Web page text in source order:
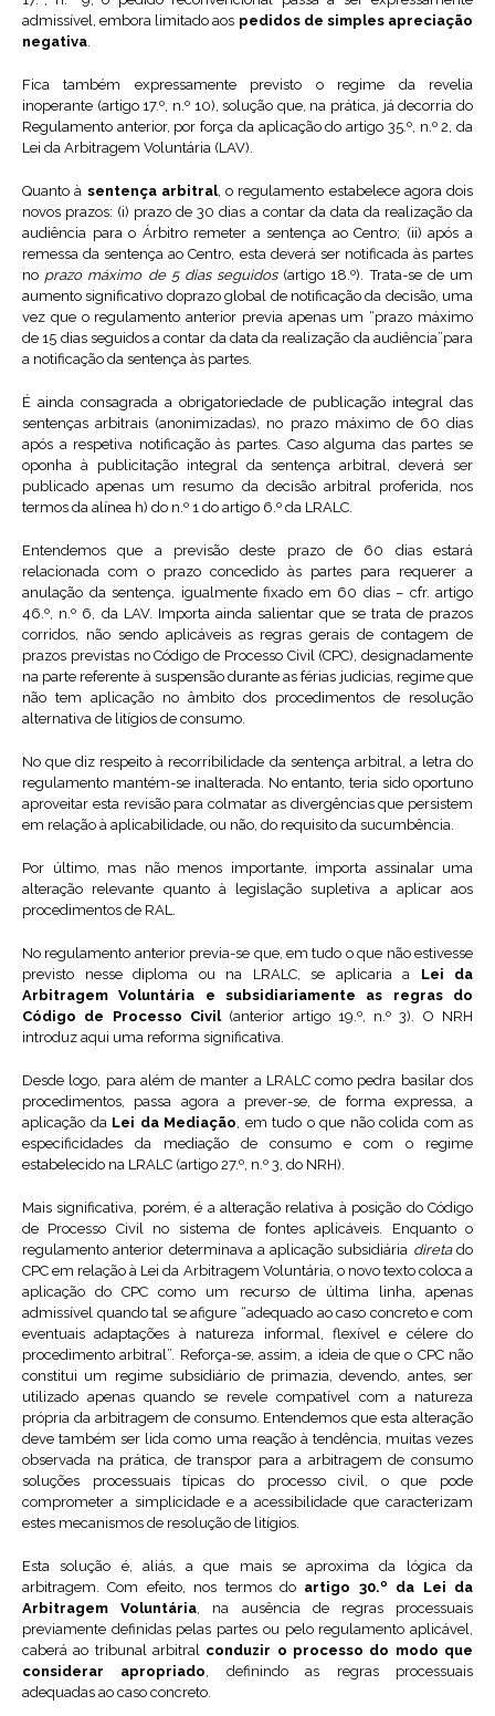
admissível, embora limitado aos pedidos de simples apreciação
negativa.
Fica também expressamente previsto o regime da revelia
inoperante (artigo 17.º, n.º 10), solução que, na prática, já decorria do
Regulamento anterior, por força da aplicação do artigo 35.º, n.º 2, da
Lei da Arbitragem Voluntária (LAV).
Quanto à sentença arbitral, o regulamento estabelece agora dois
novos prazos: (i) prazo de 30 dias a contar da data da realização da
audiência para o Árbitro remeter a sentença ao Centro; (ii) após a
remessa da sentença ao Centro, esta deverá ser notificada às partes
no prazo máximo de 5 dias seguidos(artigo 18.º). Trata-se de um
aumento significativo doprazo global de notificação da decisão, uma
vez que o regulamento anterior previa apenas um “prazo máximo
de 15 dias seguidos a contar da data da realização da audiência”para
a notificação da sentença às partes.
É ainda consagrada a obrigatoriedade de publicação integral das
sentenças arbitrais (anonimizadas), no prazo máximo de 60 dias
após a respetiva notificação às partes. Caso alguma das partes se
oponha à publicitação integral da sentença arbitral, deverá ser
publicado apenas um resumo da decisão arbitral proferida, nos
termos da alínea h) do n.º 1 do artigo 6.º da LRALC.
Entendemos que a previsão deste prazo de 60 dias estará
relacionada com o prazo concedido às partes para requerer a
anulação da sentença, igualmente fixado em 60 dias – cfr. artigo
46.º, n.º 6, da LAV. Importa ainda salientar que se trata de prazos
corridos, não sendo aplicáveis as regras gerais de contagem de
prazos previstas no Código de Processo Civil (CPC), designadamente
na parte referente à suspensão durante as férias judicias, regime que
não tem aplicação no âmbito dos procedimentos de resolução
alternativa de litígios de consumo.
No que diz respeito à recorribilidade da sentença arbitral, a letra do
regulamento mantém-se inalterada. No entanto, teria sido oportuno
aproveitar esta revisão para colmatar as divergências que persistem
em relação à aplicabilidade, ou não, do requisito da sucumbência.
Por último, mas não menos importante, importa assinalar uma
alteração relevante quanto à legislação supletiva a aplicar aos
procedimentos de RAL.
No regulamento anterior previa-se que, em tudo o que não estivesse
previsto nesse diploma ou na LRALC, se aplicaria a Lei da
Arbitragem Voluntária e subsidiariamente as regras do
Código de Processo Civil (anterior artigo 19.º, n.º 3). O NRH
introduz aqui uma reforma significativa.
Desde logo, para além de manter a LRALC como pedra basilar dos
procedimentos, passa agora a prever-se, de forma expressa, a
aplicação da Lei da Mediação, em tudo o que não colida com as
especificidades da mediação de consumo e com o regime
estabelecido na LRALC (artigo 27.º, n.º 3, do NRH).
Mais significativa, porém, é a alteração relativa à posição do Código
de Processo Civil no sistema de fontes aplicáveis. Enquanto o
regulamento anterior determinava a aplicação subsidiária diretado
CPC em relação à Lei da Arbitragem Voluntária, o novo texto coloca a
aplicação do CPC como um recurso de última linha, apenas
admissível quando tal se afigure “adequado ao caso concreto e com
eventuais adaptações à natureza informal, flexível e célere do
procedimento arbitral”. Reforça-se, assim, a ideia de que o CPC não
constitui um regime subsidiário de primazia, devendo, antes, ser
utilizado apenas quando se revele compatível com a natureza
própria da arbitragem de consumo. Entendemos que esta alteração
deve também ser lida como uma reação à tendência, muitas vezes
observada na prática, de transpor para a arbitragem de consumo
soluções processuais típicas do processo civil, o que pode
comprometer a simplicidade e a acessibilidade que caracterizam
estes mecanismos de resolução de litígios.
Esta solução é, aliás, a que mais se aproxima da lógica da
arbitragem. Com efeito, nos termos do artigo 30.º da Lei da
Arbitragem Voluntária, na ausência de regras processuais
previamente definidas pelas partes ou pelo regulamento aplicável,
caberá ao tribunal arbitral conduzir o processo do modo que
considerar apropriado, definindo as regras processuais
adequadas ao caso concreto.